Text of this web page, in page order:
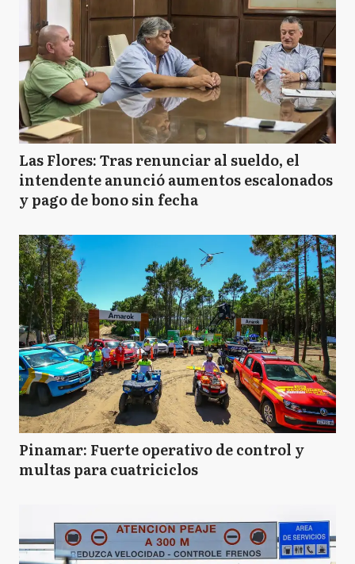
Las Flores: Tras renunciar al sueldo, el
intendente anunció aumentos escalonados
y pago de bono sin fecha
Pinamar: Fuerte operativo de control y
multas para cuatriciclos